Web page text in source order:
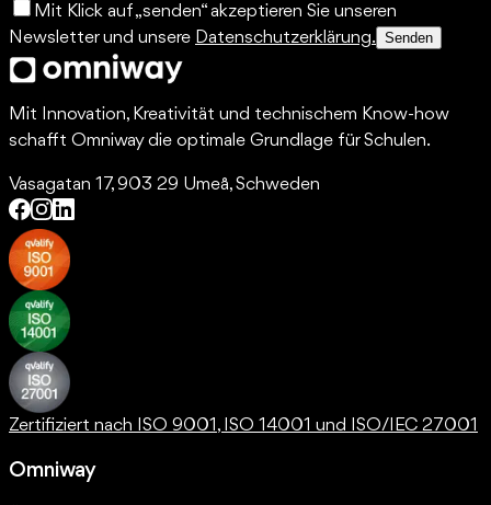
Mit Klick auf „senden“ akzeptieren Sie unseren
Newsletter und unsere Datenschutzerklärung. Senden
Mit Innovation, Kreativität und technischem Know-how
schafft Omniway die optimale Grundlage für Schulen.
Vasagatan 17, 903 29 Umeå, Schweden
Zertifiziert nach ISO 9001, ISO 14001 und ISO/IEC 27001
Omniway